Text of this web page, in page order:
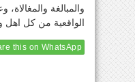
والمبالغة والمغالاة،
الواقعية من كل اهل
this on WhatsApp